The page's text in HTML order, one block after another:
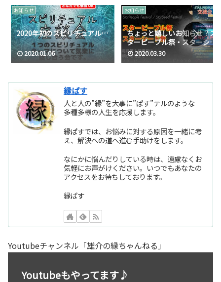
お知らせ
2020年初のスピリチュアル…
2020.01.06
お知らせ
ちょっと嬉しいお知らせ？ス
ターピープル祭・スターシー
ド祭2020.03.30
縁ぱす
人と人の”縁”を大事に”ぱす”テルのような
多種多様の人生を応援します。
縁ぱすでは、お悩みに対する原因を一緒に考
え、解決への道へ進む手助けをします。
なにかに悩んだりしている時は、遠慮なくお
気軽にお声がけください。いつでもあなたの
アクセスをお待ちしております。
縁ぱす
Youtubeチャンネル「雄介の縁ちゃんねる」
Youtubeもやってます♪